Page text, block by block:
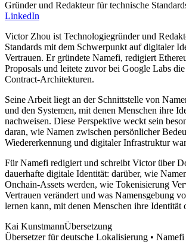
Gründer und Redakteur für technische
LinkedIn
Victor Zhou ist Technologiegründer und
Standards mit dem Schwerpunkt auf digitaler
Vertrauen. Er gründete Namefi, redigiert
Proposals und leitete zuvor bei Google Labs
Contract-Architekturen.
Seine Arbeit liegt an der Schnittstelle von
und den Systemen, mit denen Menschen ihre
nachweisen. Diese Perspektive weckt sein
daran, wie Namen zwischen persönlicher
Wiedererkennung und digitaler Infrastruktur
Für Namefi redigiert und schreibt Victor über
dauerhafte digitale Identität: darüber, wie
Onchain-Assets werden, wie Tokenisierung
Vertrauen verändert und was Namensgebung
lernen kann, mit denen Menschen ihre Identität
Kai KunstmannÜbersetzung
Übersetzer für deutsche Lokalisierung • Namefi